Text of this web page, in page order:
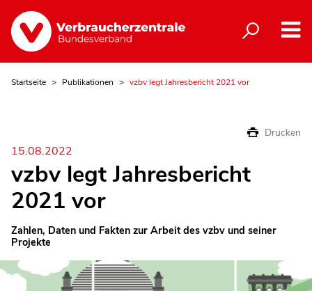
Startseite Publikationen vzbv legt Jahresbericht 2021 vor
Drucken
15.08.2022
vzbv legt Jahresbericht
2021 vor
Zahlen, Daten und Fakten zur Arbeit des vzbv und seiner
Projekte